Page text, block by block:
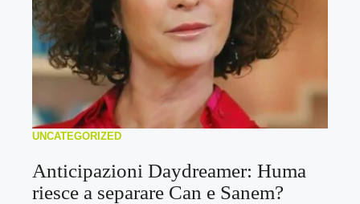
UNCATEGORIZED
Anticipazioni Daydreamer: Huma
riesce a separare Can e Sanem?